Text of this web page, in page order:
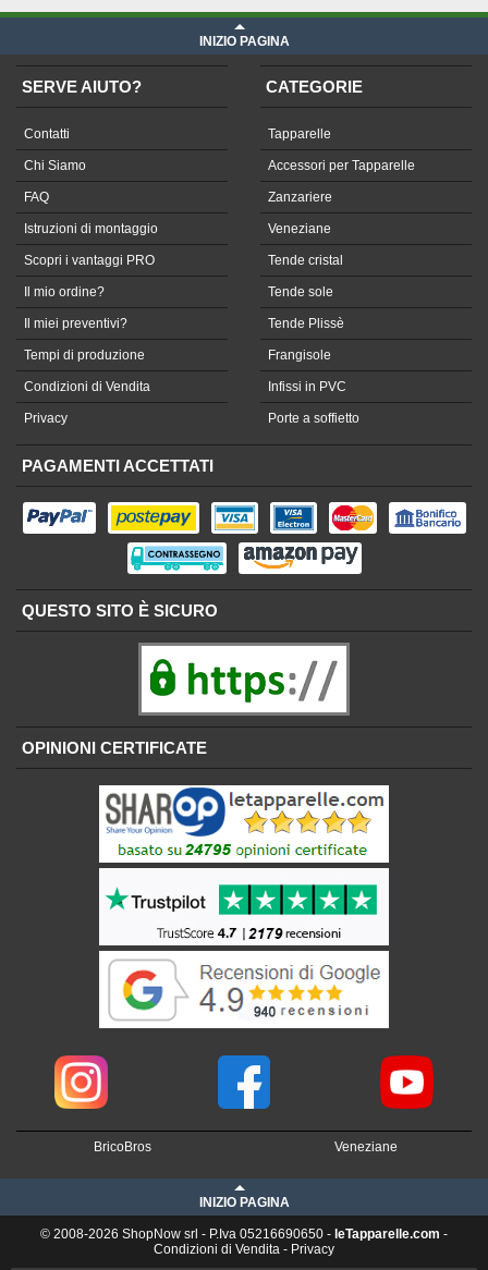
INIZIO PAGINA
SERVE AIUTO?
Contatti
Chi Siamo
FAQ
Istruzioni di montaggio
Scopri i vantaggi PRO
Il mio ordine?
Il miei preventivi?
Tempi di produzione
Condizioni di Vendita
Privacy
CATEGORIE
Tapparelle
Accessori per Tapparelle
Zanzariere
Veneziane
Tende cristal
Tende sole
Tende Plissè
Frangisole
Infissi in PVC
Porte a soffietto
PAGAMENTI ACCETTATI
QUESTO SITO È SICURO
OPINIONI CERTIFICATE
BricoBros Veneziane
INIZIO PAGINA
© 2008-2026 ShopNow srl - P.Iva 05216690650 - leTapparelle.com -
Condizioni di Vendita - Privacy